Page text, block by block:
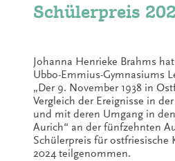
Schülerpreis
Johanna Henrieke Brahms
Ubbo-Emmius-Gymnasiums
„Der 9. November 1938 in
Vergleich der Ereignisse in
und mit deren Umgang in
Aurich“ an der fünfzehnten
Schülerpreis für ostfriesische
2024 teilgenommen.